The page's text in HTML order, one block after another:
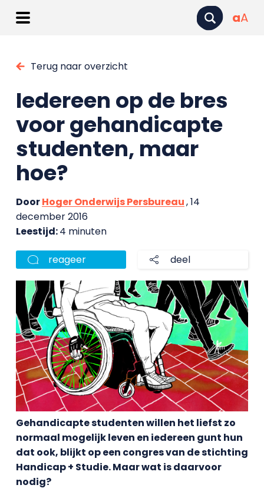
aA
Terug naar overzicht
Iedereen op de bres
voor gehandicapte
studenten, maar
hoe?
DoorHoger Onderwijs Persbureau, 14
december 2016
Leestijd:4 minuten
reageer deel
Gehandicapte studenten willen het liefst zo
normaal mogelijk leven en iedereen gunt hun
dat ook, blijkt op een congres van de stichting
Handicap + Studie. Maar wat is daarvoor
nodig?